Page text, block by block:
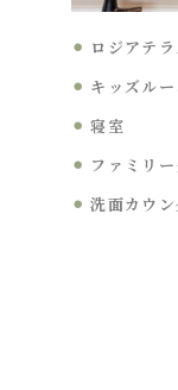
⚫︎ ロジアテ
リビング
は、ただの
室内外の広
⚫︎ キッズル
視線をやわ
シーも守ら
は、ひとつ
⚫︎ 寝室
少し高く
毎日の暮ら
の落ち着き
⚫︎ ファミリ
朝目覚めた
度ができま
⚫︎ 洗面カウ